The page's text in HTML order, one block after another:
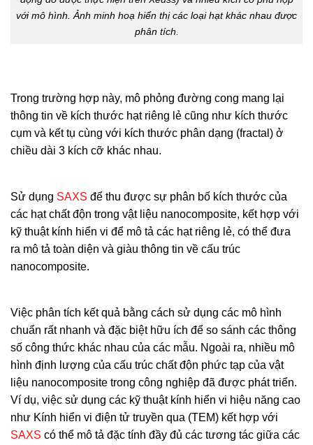
với mô hình. Ảnh minh hoạ hiển thị các loại hạt khác nhau được
phân tích.
Trong trường hợp này, mô phỏng đường cong mang lại
thông tin về kích thước hạt riêng lẻ cũng như kích thước
cụm và kết tụ cùng với kích thước phân dạng (fractal) ở
chiều dài 3 kích cỡ khác nhau.
Sử dụng SAXS để thu được sự phân bố kích thước của
các hạt chất độn trong vật liệu nanocomposite, kết hợp với
kỹ thuật kính hiển vi để mô tả các hạt riêng lẻ, có thể đưa
ra mô tả toàn diện và giàu thông tin về cấu trúc
nanocomposite.
Việc phân tích kết quả bằng cách sử dụng các mô hình
chuẩn rất nhanh và đặc biệt hữu ích để so sánh các thông
số công thức khác nhau của các mẫu. Ngoài ra, nhiều mô
hình định lượng của cấu trúc chất độn phức tạp của vật
liệu nanocomposite trong công nghiệp đã được phát triển.
Ví dụ, việc sử dụng các kỹ thuật kính hiển vi hiệu năng cao
như Kính hiển vi điện tử truyền qua (TEM) kết hợp với
SAXS có thể mô tả đặc tính đầy đủ các tương tác giữa các